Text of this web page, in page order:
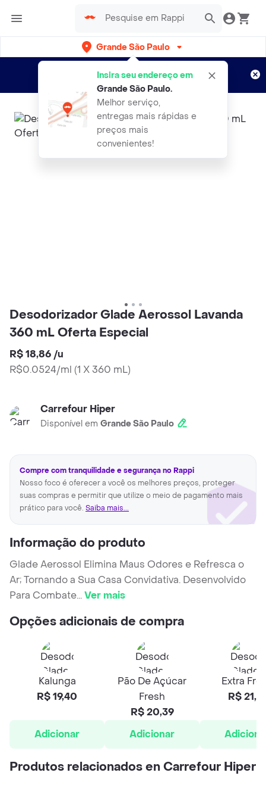
Grande São Paulo
Insira seu endereço em
Grande São Paulo.
Melhor serviço,
entregas mais rápidas e
preços mais
convenientes!
Entregas grátis por 15 dias!
Aplicam T&C
Desodorizador Glade Aerossol Lavanda
360 mL Oferta Especial
R$ 18,86 /u
R$0.0524/ml (1 X 360 mL)
Carrefour Hiper
Disponível em Grande São Paulo
Compre com tranquilidade e segurança no Rappi
Nosso foco é oferecer a você os melhores preços, proteger
suas compras e permitir que utilize o meio de pagamento mais
prático para você. Saiba mais...
Informação do produto
Glade Aerossol Elimina Maus Odores e Refresca o
Ar; Tornando a Sua Casa Convidativa. Desenvolvido
Para Combate...Ver mais
Opções adicionais de compra
Kalunga
R$ 19,40
Adicionar
Pão De Açúcar
Fresh
R$ 20,39
Adicionar
Extra
R$ 21,41
Produtos relacionados en Carrefour Hiper